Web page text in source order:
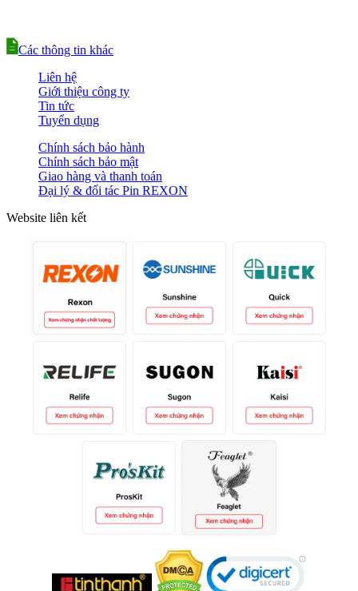
Các thông tin khác
Liên hệ
Giới thiệu công ty
Tin tức
Tuyển dụng
Chính sách bảo hành
Chính sách bảo mật
Giao hàng và thanh toán
Đại lý & đối tác Pin REXON
Website liên kết